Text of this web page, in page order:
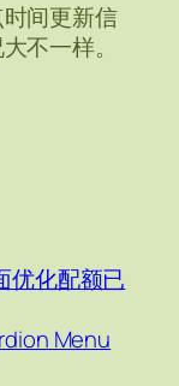
间更新信
不一样。
优化配额已
Menu